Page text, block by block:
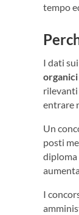
tempo
I dati
rilevanti
entrare
Un
posti
diploma
I